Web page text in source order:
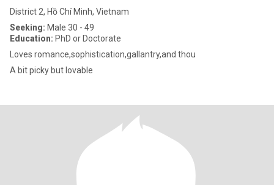
District 2, Hồ Chí Minh, Vietnam
Seeking: Male 30 - 49
Education: PhD or Doctorate
Loves romance,sophistication,gallantry,and thou
A bit picky but lovable